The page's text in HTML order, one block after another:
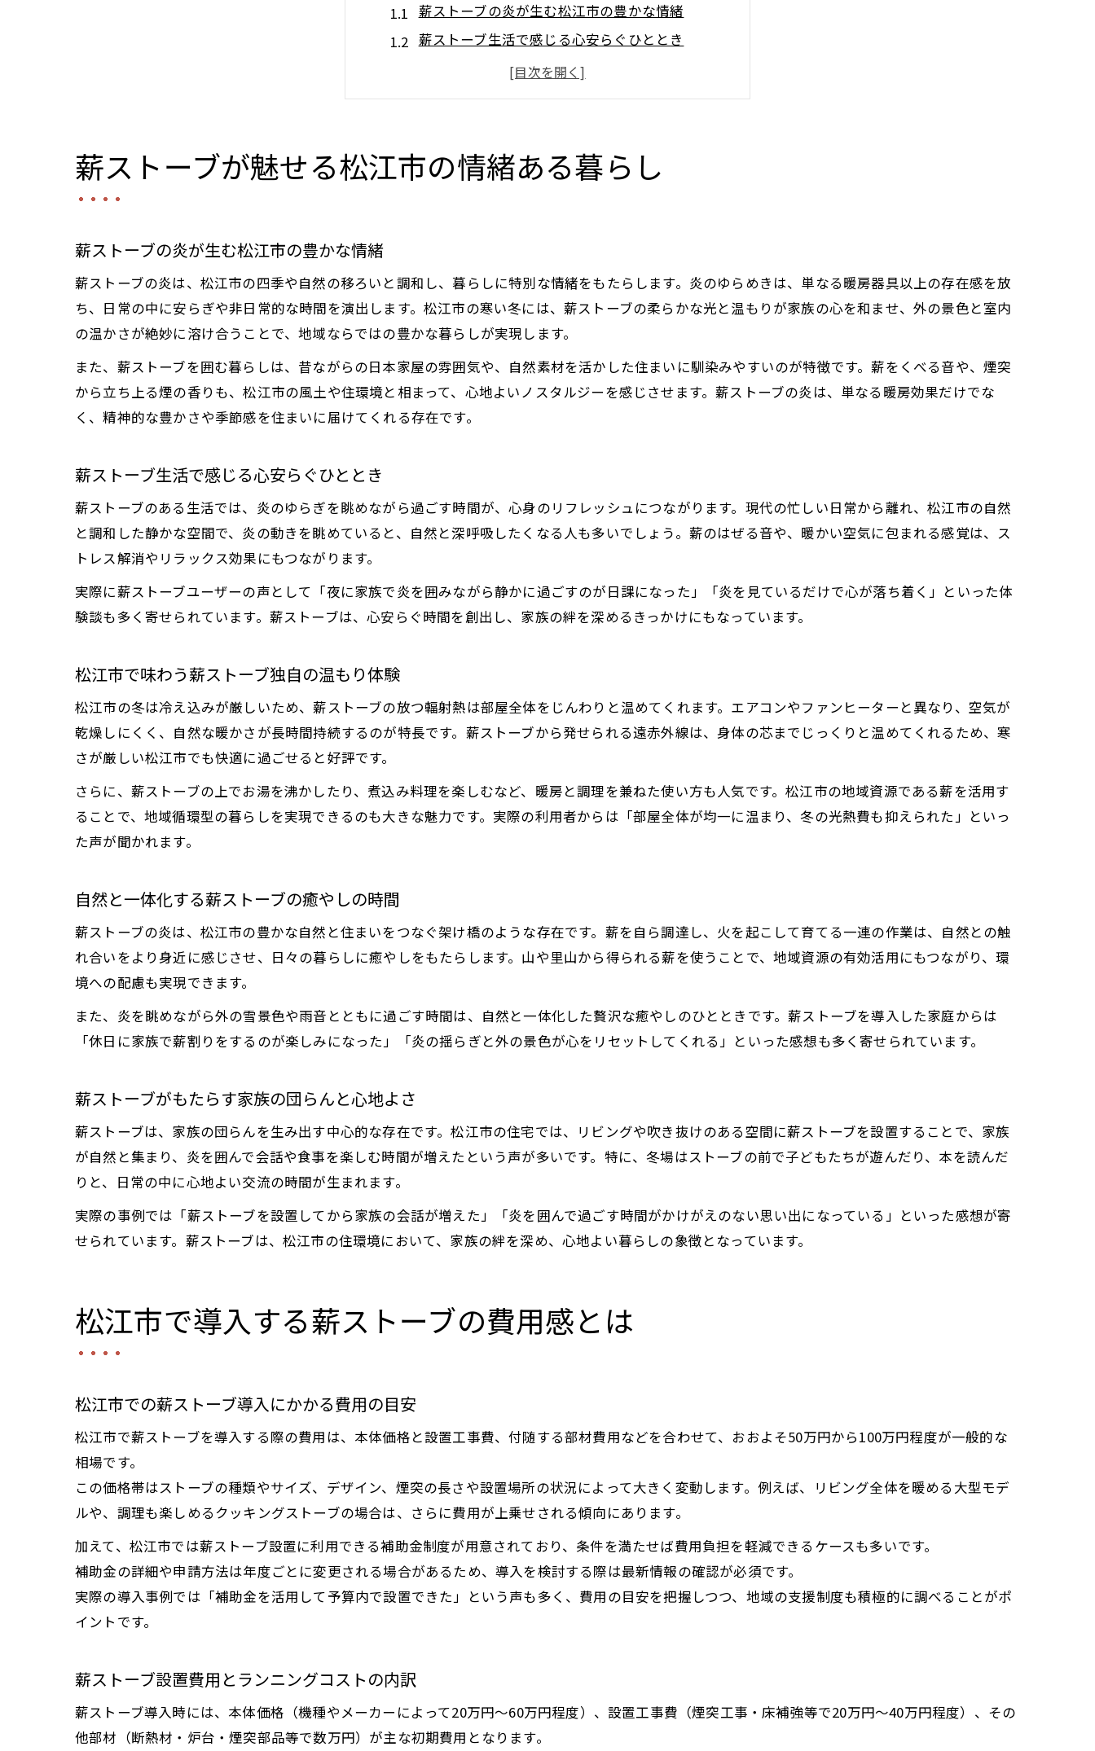
薪ストーブの炎が生む松江市の豊かな情緒
薪ストーブ生活で感じる心安らぐひととき
松江市で味わう薪ストーブ独自の温もり体験
自然と一体化する薪ストーブの癒やしの時間
松江市で導入する薪ストーブの費用感とは
松江市での薪ストーブ導入にかかる費用の目安
薪ストーブ設置費の注意点とお得な選び方
情緒と実用性を両立する薪ストーブ生活
薪ストーブで実現する快適な松江市の住まい
実用性と情緒性を両立させる薪ストーブ選び
薪ストーブの維持費に含まれる主な項目とは
薪ストーブの薪代やメンテナンス費用を解説
維持費を抑えた薪ストーブ運用のコツ
長寿命の薪ストーブを実現するメンテナンスポイント
長く使うための薪ストーブお手入れ方法
部品交換・煙突清掃で守る薪ストーブの健康
薪ストーブを長持ちさせるプロのアドバイス
導入から維持まで安心できる薪ストーブ計画
地元密着型の薪ストーブ生活を叶えるヒント
薪ストーブが魅せる松江市の情緒ある暮らし
薪ストーブの炎が生む松江市の豊かな情緒
薪ストーブの炎は、松江市の四季や自然の移ろいと調和し、暮らしに特別な情緒をもたらします。炎のゆらめきは、単なる暖房器具以上の存在感を放
ち、日常の中に安らぎや非日常的な時間を演出します。松江市の寒い冬には、薪ストーブの柔らかな光と温もりが家族の心を和ませ、外の景色と室内
の温かさが絶妙に溶け合うことで、地域ならではの豊かな暮らしが実現します。
また、薪ストーブを囲む暮らしは、昔ながらの日本家屋の雰囲気や、自然素材を活かした住まいに馴染みやすいのが特徴です。薪をくべる音や、煙突
から立ち上る煙の香りも、松江市の風土や住環境と相まって、心地よいノスタルジーを感じさせます。薪ストーブの炎は、単なる暖房効果だけでな
く、精神的な豊かさや季節感を住まいに届けてくれる存在です。
薪ストーブ生活で感じる心安らぐひととき
薪ストーブのある生活では、炎のゆらぎを眺めながら過ごす時間が、心身のリフレッシュにつながります。現代の忙しい日常から離れ、松江市の自然
と調和した静かな空間で、炎の動きを眺めていると、自然と深呼吸したくなる人も多いでしょう。薪のはぜる音や、暖かい空気に包まれる感覚は、ス
トレス解消やリラックス効果にもつながります。
実際に薪ストーブユーザーの声として「夜に家族で炎を囲みながら静かに過ごすのが日課になった」「炎を見ているだけで心が落ち着く」といった体
験談も多く寄せられています。薪ストーブは、心安らぐ時間を創出し、家族の絆を深めるきっかけにもなっています。
松江市で味わう薪ストーブ独自の温もり体験
松江市の冬は冷え込みが厳しいため、薪ストーブの放つ輻射熱は部屋全体をじんわりと温めてくれます。エアコンやファンヒーターと異なり、空気が
乾燥しにくく、自然な暖かさが長時間持続するのが特長です。薪ストーブから発せられる遠赤外線は、身体の芯までじっくりと温めてくれるため、寒
さが厳しい松江市でも快適に過ごせると好評です。
さらに、薪ストーブの上でお湯を沸かしたり、煮込み料理を楽しむなど、暖房と調理を兼ねた使い方も人気です。松江市の地域資源である薪を活用す
ることで、地域循環型の暮らしを実現できるのも大きな魅力です。実際の利用者からは「部屋全体が均一に温まり、冬の光熱費も抑えられた」といっ
た声が聞かれます。
自然と一体化する薪ストーブの癒やしの時間
薪ストーブの炎は、松江市の豊かな自然と住まいをつなぐ架け橋のような存在です。薪を自ら調達し、火を起こして育てる一連の作業は、自然との触
れ合いをより身近に感じさせ、日々の暮らしに癒やしをもたらします。山や里山から得られる薪を使うことで、地域資源の有効活用にもつながり、環
境への配慮も実現できます。
また、炎を眺めながら外の雪景色や雨音とともに過ごす時間は、自然と一体化した贅沢な癒やしのひとときです。薪ストーブを導入した家庭からは
「休日に家族で薪割りをするのが楽しみになった」「炎の揺らぎと外の景色が心をリセットしてくれる」といった感想も多く寄せられています。
薪ストーブがもたらす家族の団らんと心地よさ
薪ストーブは、家族の団らんを生み出す中心的な存在です。松江市の住宅では、リビングや吹き抜けのある空間に薪ストーブを設置することで、家族
が自然と集まり、炎を囲んで会話や食事を楽しむ時間が増えたという声が多いです。特に、冬場はストーブの前で子どもたちが遊んだり、本を読んだ
りと、日常の中に心地よい交流の時間が生まれます。
実際の事例では「薪ストーブを設置してから家族の会話が増えた」「炎を囲んで過ごす時間がかけがえのない思い出になっている」といった感想が寄
せられています。薪ストーブは、松江市の住環境において、家族の絆を深め、心地よい暮らしの象徴となっています。
松江市で導入する薪ストーブの費用感とは
松江市での薪ストーブ導入にかかる費用の目安
松江市で薪ストーブを導入する際の費用は、本体価格と設置工事費、付随する部材費用などを合わせて、おおよそ50万円から100万円程度が一般的な
相場です。
この価格帯はストーブの種類やサイズ、デザイン、煙突の長さや設置場所の状況によって大きく変動します。例えば、リビング全体を暖める大型モデ
ルや、調理も楽しめるクッキングストーブの場合は、さらに費用が上乗せされる傾向にあります。
加えて、松江市では薪ストーブ設置に利用できる補助金制度が用意されており、条件を満たせば費用負担を軽減できるケースも多いです。
補助金の詳細や申請方法は年度ごとに変更される場合があるため、導入を検討する際は最新情報の確認が必須です。
実際の導入事例では「補助金を活用して予算内で設置できた」という声も多く、費用の目安を把握しつつ、地域の支援制度も積極的に調べることがポ
イントです。
薪ストーブ設置費用とランニングコストの内訳
薪ストーブ導入時には、本体価格（機種やメーカーによって20万円～60万円程度）、設置工事費（煙突工事・床補強等で20万円～40万円程度）、その
他部材（断熱材・炉台・煙突部品等で数万円）が主な初期費用となります。